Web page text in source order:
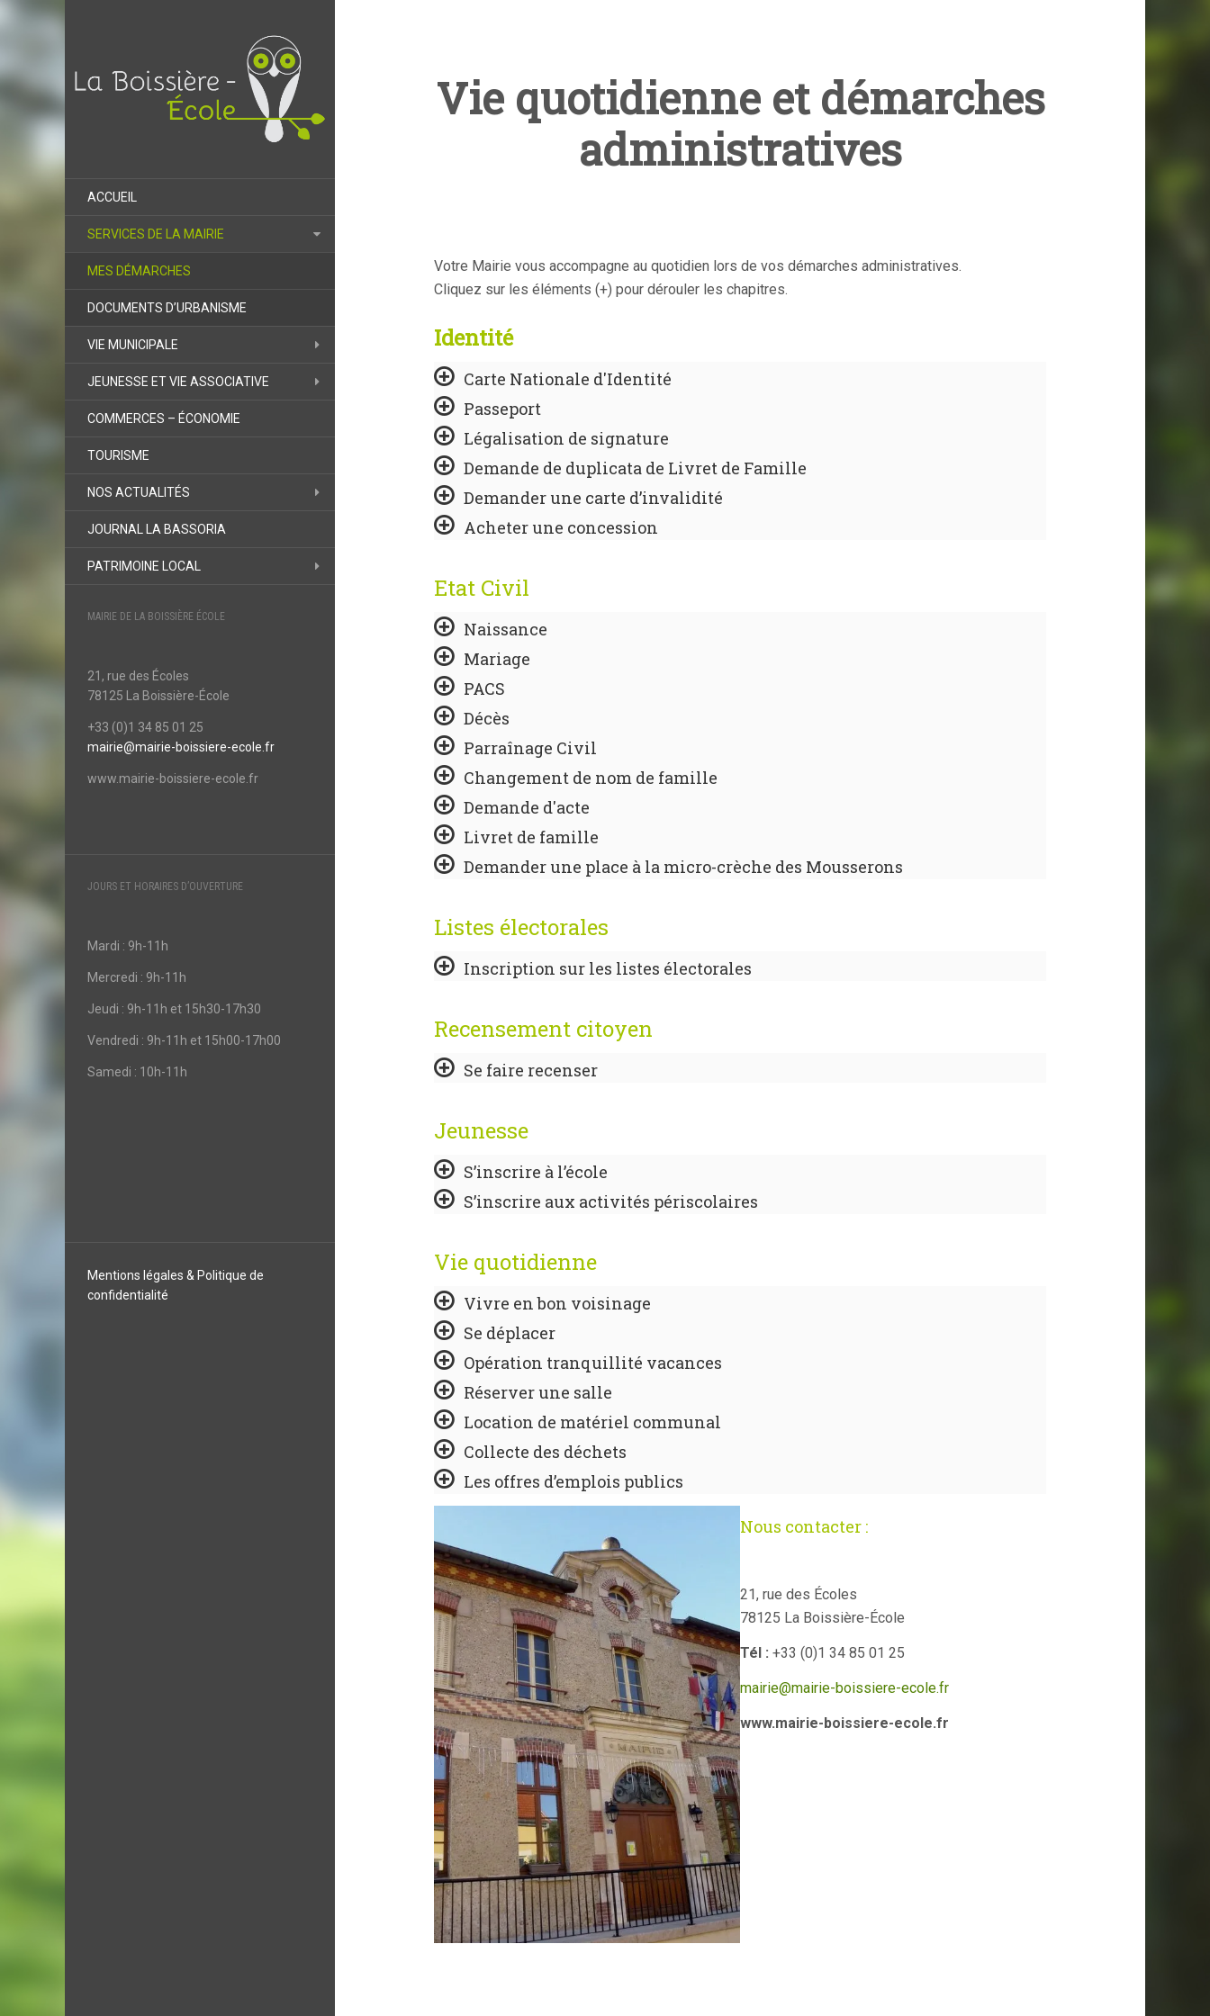
ACCUEIL
SERVICES DE LA MAIRIE
MES DÉMARCHES
DOCUMENTS D’URBANISME
VIE MUNICIPALE
JEUNESSE ET VIE ASSOCIATIVE
COMMERCES – ÉCONOMIE
TOURISME
NOS ACTUALITÉS
JOURNAL LA BASSORIA
PATRIMOINE LOCAL
MAIRIE DE LA BOISSIÈRE ÉCOLE
21, rue des Écoles
78125 La Boissière-École
+33 (0)1 34 85 01 25
mairie@mairie-boissiere-ecole.fr
www.mairie-boissiere-ecole.fr
JOURS ET HORAIRES D’OUVERTURE
Mardi : 9h-11h
Mercredi : 9h-11h
Jeudi : 9h-11h et 15h30-17h30
Vendredi : 9h-11h et 15h00-17h00
Samedi : 10h-11h
Mentions légales & Politique de
confidentialité
Vie quotidienne et démarches
administratives
Votre Mairie vous accompagne au quotidien lors de vos démarches administratives.
Cliquez sur les éléments (+) pour dérouler les chapitres.
Identité
Carte Nationale d'Identité
Passeport
Légalisation de signature
Demande de duplicata de Livret de Famille
Demander une carte d’invalidité
Acheter une concession
Etat Civil
Naissance
Mariage
PACS
Décès
Parraînage Civil
Changement de nom de famille
Demande d'acte
Livret de famille
Demander une place à la micro-crèche des Mousserons
Listes électorales
Inscription sur les listes électorales
Recensement citoyen
Se faire recenser
Jeunesse
S’inscrire à l’école
S’inscrire aux activités périscolaires
Vie quotidienne
Vivre en bon voisinage
Se déplacer
Opération tranquillité vacances
Réserver une salle
Location de matériel communal
Collecte des déchets
Les offres d’emplois publics
Nous contacter :
21, rue des Écoles
78125 La Boissière-École
Tél : +33 (0)1 34 85 01 25
mairie@mairie-boissiere-ecole.fr
www.mairie-boissiere-ecole.fr